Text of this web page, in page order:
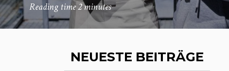
Reading time2 minutes
NEUESTE BEITRÄGE